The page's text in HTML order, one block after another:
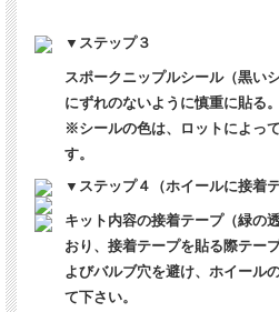
▼ステップ３
スポークニップルシール（黒い
にずれのないように慎重に貼る。
※シールの色は、ロットによっ
す。
▼ステップ４（ホイールに接着テ
キット内容の接着テープ（緑の
おり、接着テープを貼る際テー
よびバルブ穴を避け、ホイール
て下さい。